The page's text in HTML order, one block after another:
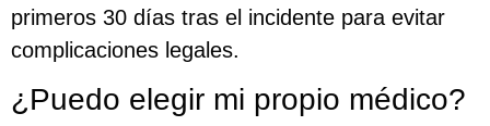
primeros 30 días tras el incidente para evitar
complicaciones legales.
¿Puedo elegir mi propio médico?